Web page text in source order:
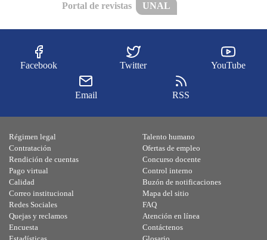
Portal de revistas UNAL
Facebook Twitter YouTube
Email RSS
Régimen legal
Contratación
Rendición de cuentas
Pago virtual
Calidad
Talento humano
Ofertas de empleo
Concurso docente
Control interno
Buzón de notificaciones
Correo institucional
Redes Sociales
Quejas y reclamos
Encuesta
Mapa del sitio
FAQ
Atención en línea
Contáctenos